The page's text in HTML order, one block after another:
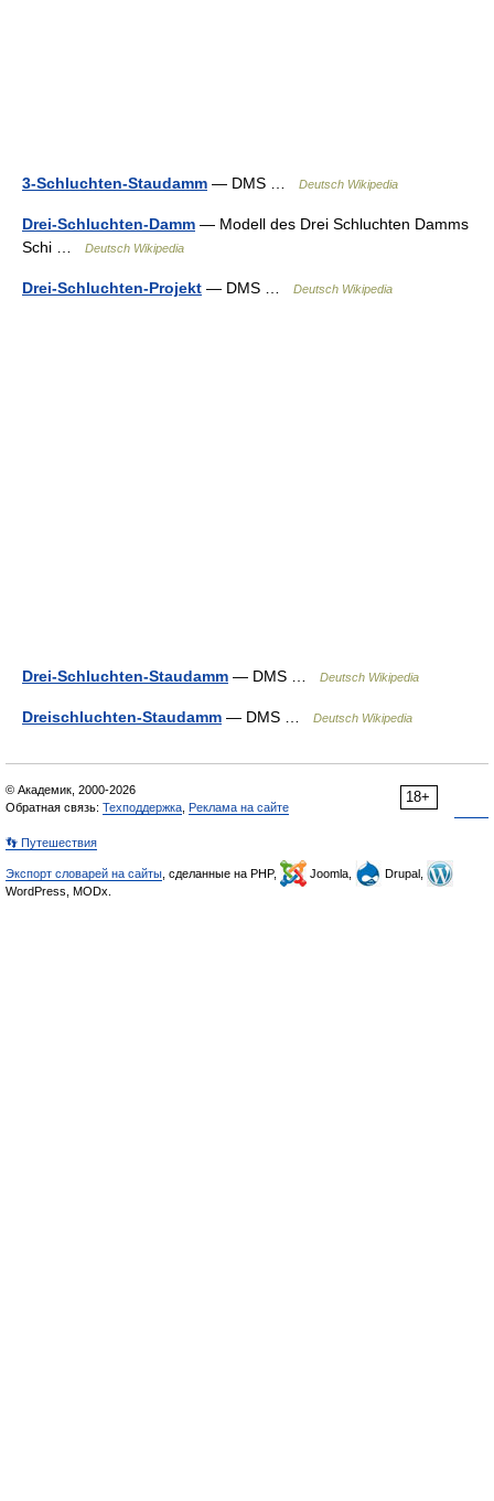
3-Schluchten-Staudamm — DMS … Deutsch Wikipedia
Drei-Schluchten-Damm — Modell des Drei Schluchten Damms
Schi …
Deutsch Wikipedia
Drei-Schluchten-Projekt — DMS … Deutsch Wikipedia
Drei-Schluchten-Staudamm — DMS … Deutsch Wikipedia
Dreischluchten-Staudamm — DMS … Deutsch Wikipedia
18+
© Академик, 2000-2026
Обратная связь: Техподдержка Реклама на сайте
👣 Путешествия
Экспорт словарей на сайты , сделанные на PHP, Joomla,
Drupal,
WordPress, MODx.